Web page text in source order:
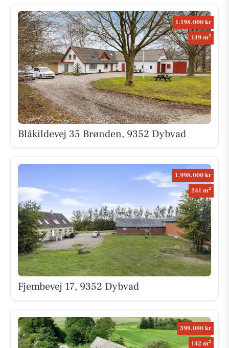
1.198.000 kr
149 m2
Blåkildevej 35 Brønden, 9352 Dybvad
1.998.000 kr
241 m2
Fjembevej 17, 9352 Dybvad
398.000 kr
142 m2